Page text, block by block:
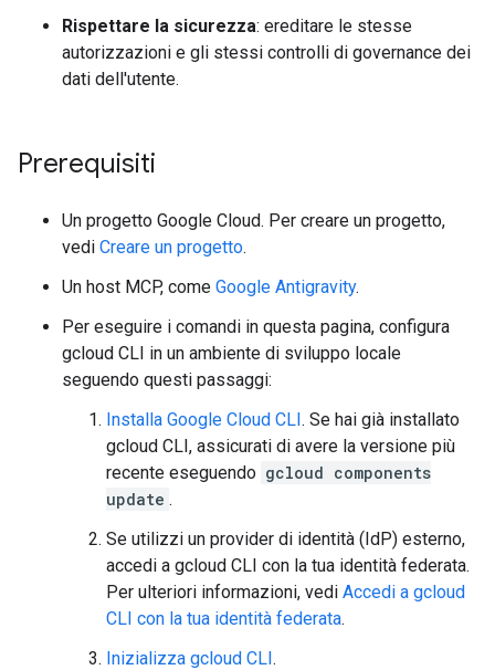
Rispettare la sicurezza: ereditare le stesse
autorizzazioni e gli stessi controlli di governance dei
dati dell'utente.
Prerequisiti
Un progetto Google Cloud. Per creare un progetto,
vedi Creare un progetto.
Un host MCP, come Google Antigravity.
Per eseguire i comandi in questa pagina, configura
gcloud CLI in un ambiente di sviluppo locale
seguendo questi passaggi:
Installa Google Cloud CLI. Se hai già installato
gcloud CLI, assicurati di avere la versione più
recente eseguendo gcloud components
update .
Se utilizzi un provider di identità (IdP) esterno,
accedi a gcloud CLI con la tua identità federata.
Per ulteriori informazioni, vedi Accedi a gcloud
CLI con la tua identità federata.
Inizializza gcloud CLI.